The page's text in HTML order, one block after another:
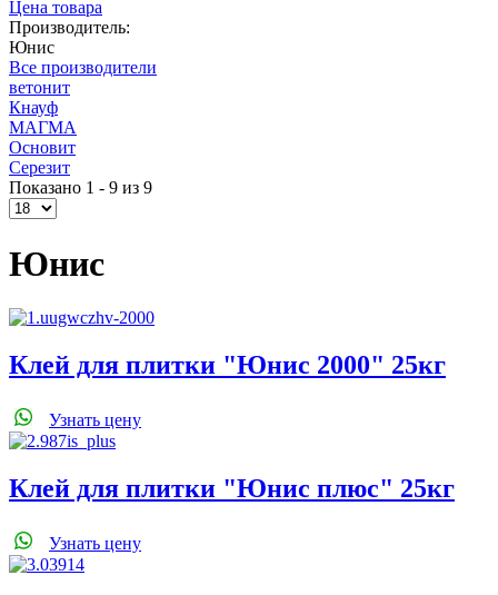
Цена товара
Производитель:
Юнис
Все производители
ветонит
Кнауф
МАГМА
Основит
Серезит
Показано 1 - 9 из 9
Юнис
Клей для плитки "Юнис 2000" 25кг
Узнать цену
Клей для плитки "Юнис плюс" 25кг
Узнать цену